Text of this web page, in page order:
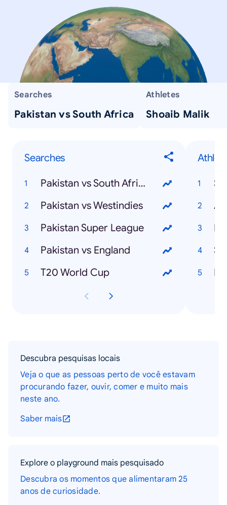
Searches
Pakistan vs South Africa
Athletes
Shoaib Malik
Searches
Pakistan vs South Africa
Pakistan vs Westindies
Pakistan Super League
Pakistan vs England
T20 World Cup
Descubra pesquisas locais
Veja o que as pessoas perto de você estavam
procurando fazer, ouvir, comer e muito mais
neste ano.
Saber mais
Explore o playground mais pesquisado
Descubra os momentos que alimentaram 25
anos de curiosidade.